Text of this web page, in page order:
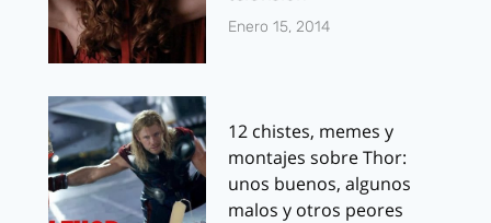
Enero 15, 2014
12 chistes, memes y
montajes sobre Thor:
unos buenos, algunos
malos y otros peores